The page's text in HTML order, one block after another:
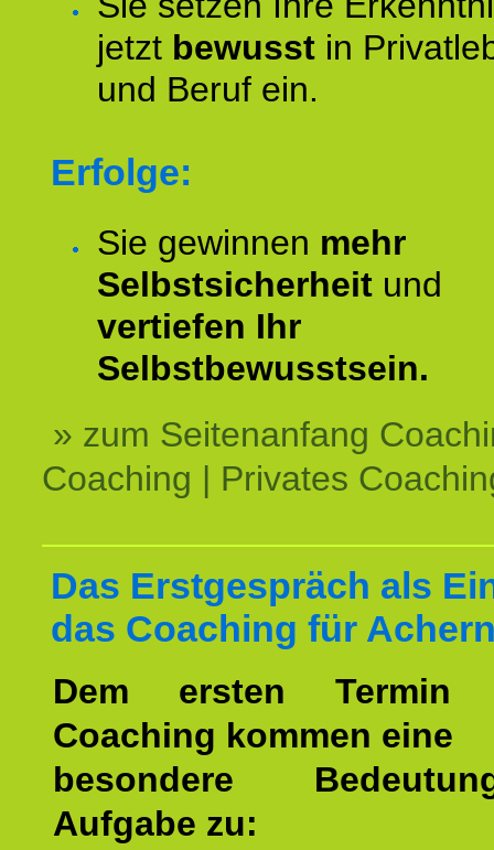
jetzt bewusst in
und Beruf ein.
Erfolge:
Sie gewinnen mehr
Selbstsicherheit und
vertiefen Ihr
Selbstbewusstsein.
» zum Seitenanfang
Coaching | Privates
Das Erstgespräch als
das Coaching für
Dem ersten
Coaching kommen eine
besondere
Aufgabe zu: